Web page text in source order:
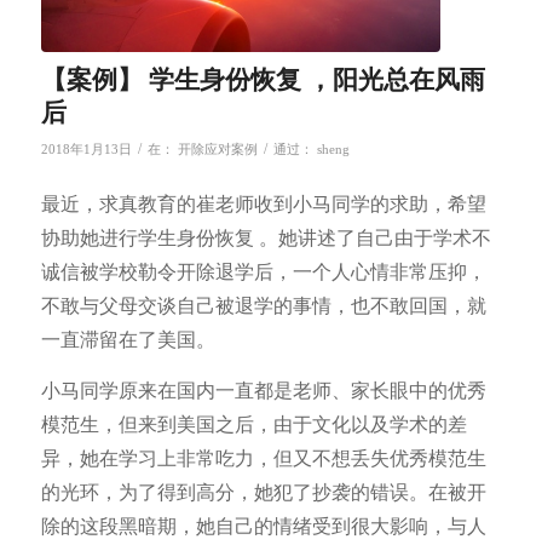
【案例】 学生身份恢复 ，阳光总在风雨
后
2018年1月13日 / 在： 开除应对案例 / 通过： sheng
最近，求真教育的崔老师收到小马同学的求助，希望
协助她进行学生身份恢复 。她讲述了自己由于学术不
诚信被学校勒令开除退学后，一个人心情非常压抑，
不敢与父母交谈自己被退学的事情，也不敢回国，就
一直滞留在了美国。
小马同学原来在国内一直都是老师、家长眼中的优秀
模范生，但来到美国之后，由于文化以及学术的差
异，她在学习上非常吃力，但又不想丢失优秀模范生
的光环，为了得到高分，她犯了抄袭的错误。在被开
除的这段黑暗期，她自己的情绪受到很大影响，与人